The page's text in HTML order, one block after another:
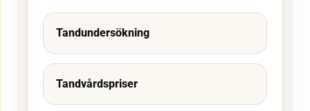
Tandundersökning
Tandvårdspriser